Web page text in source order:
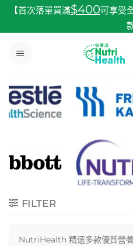
內
【首次落單買滿$400可享受
FILTER
NutriHealth 精選多款優質營